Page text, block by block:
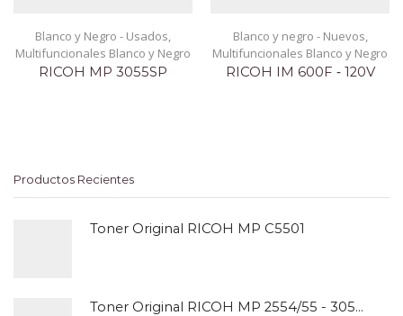
Blanco y Negro - Usados,
Multifuncionales Blanco y Negro
RICOH MP 3055SP
Blanco y negro - Nuevos,
Multifuncionales Blanco y Negro
RICOH IM 600F ‐ 120V
Productos Recientes
Toner Original RICOH MP C5501
Toner Original RICOH MP 2554/55 - 3054/55